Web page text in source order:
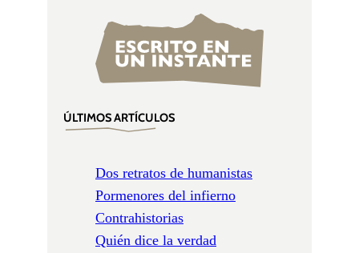
ÚLTIMOS ARTÍCULOS
Dos retratos de humanistas
Pormenores del infierno
Contrahistorias
Quién dice la verdad